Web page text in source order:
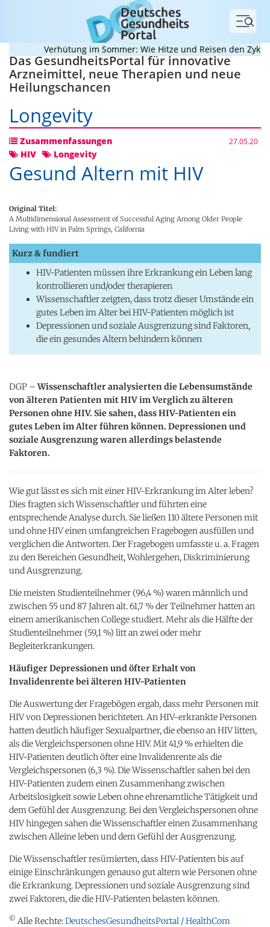
Menü
Verhütung im Sommer: Wie Hitze und Reisen den Zyklus
Das GesundheitsPortal für innovative
Arzneimittel, neue Therapien und neue
Heilungschancen
Longevity
Zusammenfassungen 27.05.20
HIV Longevity
Gesund Altern mit HIV
Original Titel:
A Multidimensional Assessment of Successful Aging Among Older People
Living with HIV in Palm Springs, California
Kurz & fundiert
HIV-Patienten müssen ihre Erkrankung ein Leben lang
kontrollieren und/oder therapieren
Wissenschaftler zeigten, dass trotz dieser Umstände ein
gutes Leben im Alter bei HIV-Patienten möglich ist
Depressionen und soziale Ausgrenzung sind Faktoren,
die ein gesundes Altern behindern können
DGP –Wissenschaftler analysierten die Lebensumstände
von älteren Patienten mit HIV im Verglich zu älteren
Personen ohne HIV. Sie sahen, dass HIV-Patienten ein
gutes Leben im Alter führen können. Depressionen und
soziale Ausgrenzung waren allerdings belastende
Faktoren.
Wie gut lässt es sich mit einer HIV-Erkrankung im Alter leben?
Dies fragten sich Wissenschaftler und führten eine
entsprechende Analyse durch. Sie ließen 110 ältere Personen mit
und ohne HIV einen umfangreichen Fragebogen ausfüllen und
verglichen die Antworten. Der Fragebogen umfasste u. a. Fragen
zu den Bereichen Gesundheit, Wohlergehen, Diskriminierung
und Ausgrenzung.
Die meisten Studienteilnehmer (96,4 %) waren männlich und
zwischen 55 und 87 Jahren alt. 61,7 % der Teilnehmer hatten an
einem amerikanischen College studiert. Mehr als die Hälfte der
Studienteilnehmer (59,1 %) litt an zwei oder mehr
Begleiterkrankungen.
Häufiger Depressionen und öfter Erhalt von
Invalidenrente bei älteren HIV-Patienten
Die Auswertung der Fragebögen ergab, dass mehr Personen mit
HIV von Depressionen berichteten. An HIV-erkrankte Personen
hatten deutlich häufiger Sexualpartner, die ebenso an HIV litten,
als die Vergleichspersonen ohne HIV. Mit 41,9 % erhielten die
HIV-Patienten deutlich öfter eine Invalidenrente als die
Vergleichspersonen (6,3 %). Die Wissenschaftler sahen bei den
HIV-Patienten zudem einen Zusammenhang zwischen
Arbeitslosigkeit sowie Leben ohne ehrenamtliche Tätigkeit und
dem Gefühl der Ausgrenzung. Bei den Vergleichspersonen ohne
HIV hingegen sahen die Wissenschaftler einen Zusammenhang
zwischen Alleine leben und dem Gefühl der Ausgrenzung.
Die Wissenschaftler resümierten, dass HIV-Patienten bis auf
einige Einschränkungen genauso gut altern wie Personen ohne
die Erkrankung. Depressionen und soziale Ausgrenzung sind
zwei Faktoren, die die HIV-Patienten belasten können.
© Alle Rechte:DeutschesGesundheitsPortal / HealthCom